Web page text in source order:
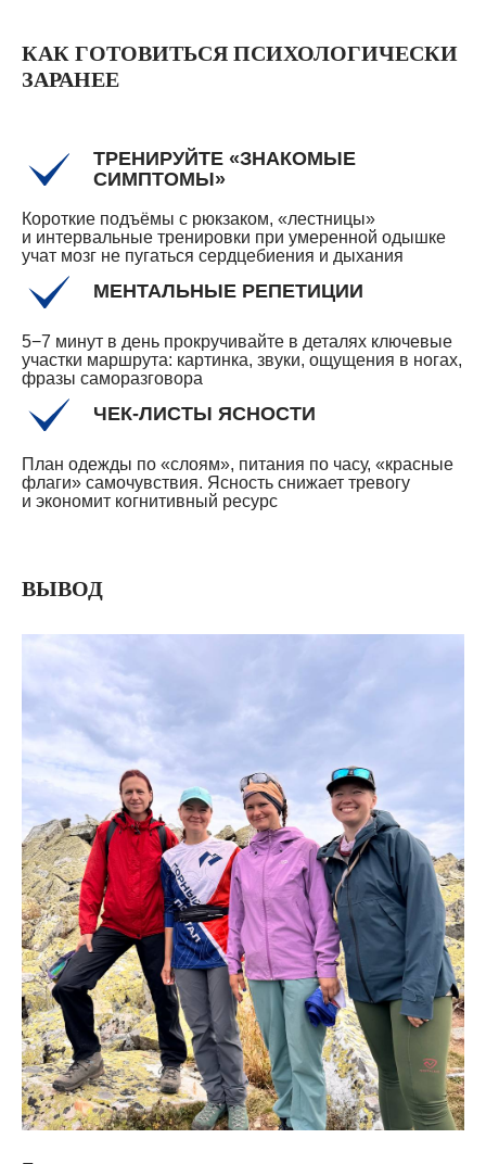
КАК ГОТОВИТЬСЯ ПСИХОЛОГИЧЕСКИ
ЗАРАНЕЕ
ТРЕНИРУЙТЕ «ЗНАКОМЫЕ
СИМПТОМЫ»
Короткие подъёмы с рюкзаком, «лестницы»
и интервальные тренировки при умеренной одышке
учат мозг не пугаться сердцебиения и дыхания
МЕНТАЛЬНЫЕ РЕПЕТИЦИИ
5−7 минут в день прокручивайте в деталях ключевые
участки маршрута: картинка, звуки, ощущения в ногах,
фразы саморазговора
ЧЕК-ЛИСТЫ ЯСНОСТИ
План одежды по «слоям», питания по часу, «красные
флаги» самочувствия. Ясность снижает тревогу
и экономит когнитивный ресурс
ВЫВОД